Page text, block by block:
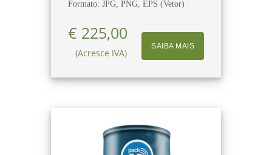
Formato: JPG, PNG, EPS (Vetor)
€ 225,00
(Acresce IVA)
SAIBA MAIS